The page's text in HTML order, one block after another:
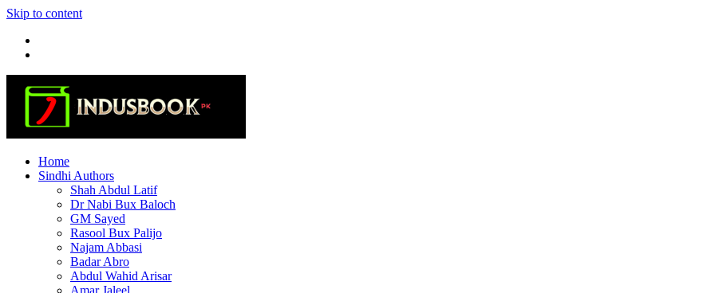
Skip to content
Home
Sindhi Authors
Shah Abdul Latif
Dr Nabi Bux Baloch
GM Sayed
Rasool Bux Palijo
Najam Abbasi
Badar Abro
Abdul Wahid Arisar
Amar Jaleel